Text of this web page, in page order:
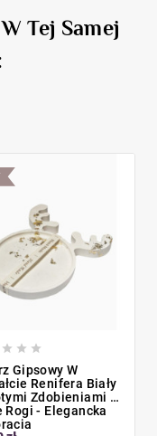
Tej Samej
  
Gipsowy W
Renifera Biały
Zdobieniami -
Rogi - Elegancka